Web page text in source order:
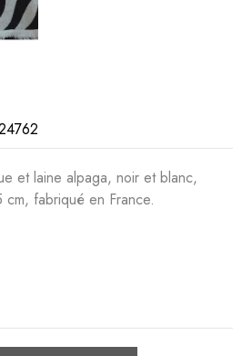
et laine alpaga, noir et blanc,
fabriqué en France.